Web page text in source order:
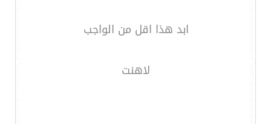
ابد هذا اقل من الواجب
لاهنت